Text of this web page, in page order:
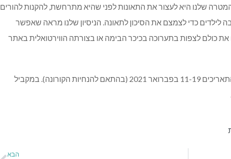
המטרה שלנו היא לעצור את התאונות לפני שהיא מתרחשת, להקנות להורים
לילדים כדי לצמצם את הסיכון לתאונה. הניסיון שלנו מראה שאפשר
את כולם לצפות בתערוכה בכיכר הבימה או בצורתה הווירטואלית באתר
התערוכה מוצגת בכיכר הבימה בתל אביב בין התאריכים 11-19 בפברואר 2021 (בהתאם להנחיות הקורונה). במקביל
הבא